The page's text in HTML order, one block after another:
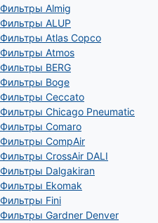
Фильтры Almig
Фильтры ALUP
Фильтры Atlas Copco
Фильтры Atmos
Фильтры BERG
Фильтры Boge
Фильтры Ceccato
Фильтры Chicago Pneumatic
Фильтры Comaro
Фильтры CompAir
Фильтры CrossAir DALI
Фильтры Dalgakiran
Фильтры Ekomak
Фильтры Fini
Фильтры Gardner Denver